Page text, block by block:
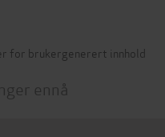
for brukergenerert innhold
ennå